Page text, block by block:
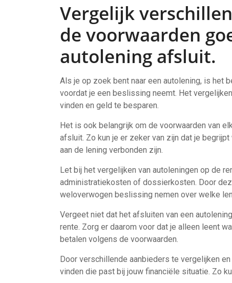
Vergelijk
de voorwaarden
autolening afsluit.
Als je op zoek bent naar een autolening, is het
voordat je een beslissing neemt. Het
vinden en geld te besparen.
Het is ook belangrijk om de voorwaarden van
afsluit. Zo kun je er zeker van zijn dat je
aan de lening verbonden zijn.
Let bij het vergelijken van autoleningen op de
administratiekosten of dossierkosten. Door
weloverwogen beslissing nemen over welke
Vergeet niet dat het afsluiten van een
rente. Zorg er daarom voor dat je alleen leent
betalen volgens de voorwaarden.
Door verschillende aanbieders te vergelijken
vinden die past bij jouw financiële situatie. Zo